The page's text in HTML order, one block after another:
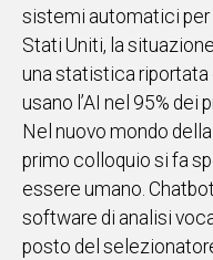
WHATSAPP
Social
sistemi automatici per
Stati Uniti, la
una statistica riportata
usano l’AI nel 95%
Nel nuovo mondo
primo colloquio si fa
essere umano.
software di analisi
posto del